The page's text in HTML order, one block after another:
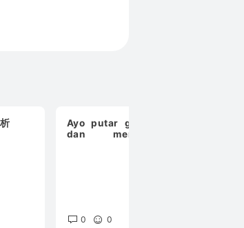
Ayo putar gulungan
dan menangkan
0 0